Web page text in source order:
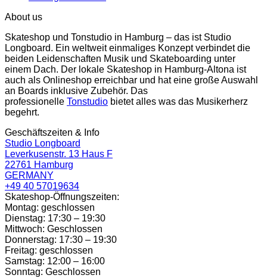
About us
Skateshop und Tonstudio in Hamburg – das ist Studio
Longboard. Ein weltweit einmaliges Konzept verbindet die
beiden Leidenschaften Musik und Skateboarding unter
einem Dach. Der lokale Skateshop in Hamburg-Altona ist
auch als Onlineshop erreichbar und hat eine große Auswahl
an Boards inklusive Zubehör. Das
professionelle Tonstudio bietet alles was das Musikerherz
begehrt.
Geschäftszeiten & Info
Studio Longboard
Leverkusenstr. 13 Haus F
22761 Hamburg
GERMANY
+49 40 57019634
Skateshop-Öffnungszeiten:
Montag: geschlossen
Dienstag: 17:30 – 19:30
Mittwoch: Geschlossen
Donnerstag: 17:30 – 19:30
Freitag: geschlossen
Samstag: 12:00 – 16:00
Sonntag: Geschlossen